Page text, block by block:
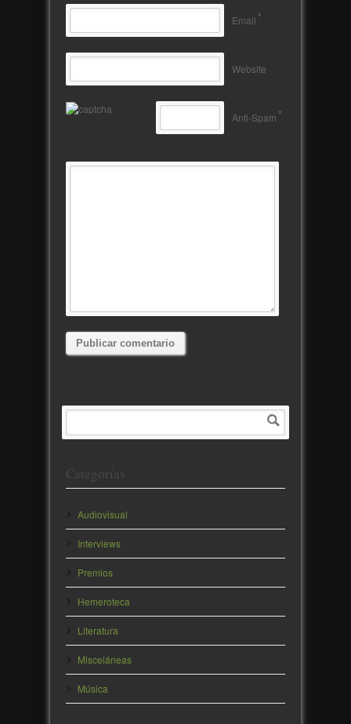
Email *
Website
Anti-Spam *
Categorías
Audiovisual
Interviews
Premios
Hemeroteca
Literatura
Misceláneas
Música